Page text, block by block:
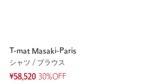
T-mat Masaki-Paris
シャツ / ブラウス
¥58,520 30%OFF